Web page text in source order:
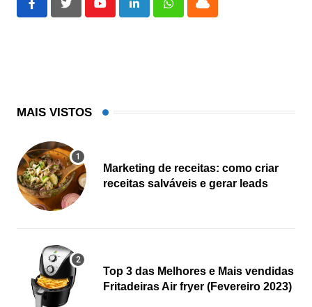
YoutubeLinkedInWhatsappCloud
MAIS VISTOS
Marketing de receitas: como criar
receitas salváveis e gerar leads
Top 3 das Melhores e Mais vendidas
Fritadeiras Air fryer (Fevereiro 2023)